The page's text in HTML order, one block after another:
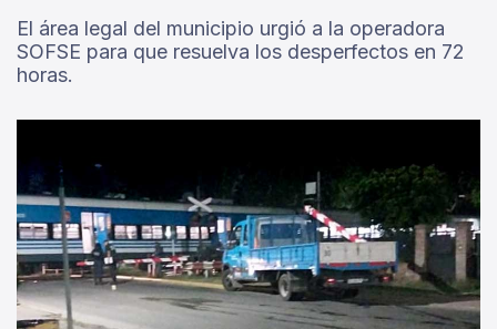
El área legal del municipio urgió a la operadora
SOFSE para que resuelva los desperfectos en 72
horas.